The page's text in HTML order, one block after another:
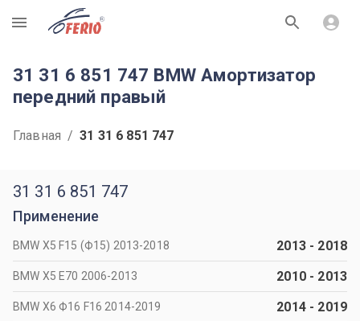
R
31 31 6 851 747 BMW Амортизатор
передний правый
Главная / 31 31 6 851 747
31 31 6 851 747
Применение
BMW X5 F15 (Ф15) 2013-2018 2013- 2018
BMW X5 Е70 2006-2013 2010- 2013
BMW X6 Ф16 F16 2014-2019 2014- 2019